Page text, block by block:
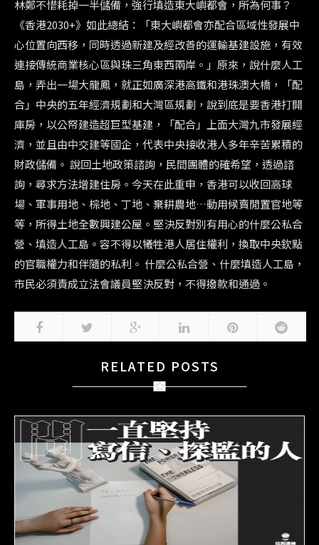
林鄭不惜耗掉一半儲備，強行填造東大嶼都會，所為何事？
《香港2030+》如此總結：「東大嶼都會亦配合區域性發展中
心位置向西移，同時透過新建及經改善的運輸基建設施，有效
連接傳統商業核心區與珠三角東西兩岸。」原來，說什麼人工
島，弄出一場大龍鳳，就正如廣深港高鐵和港珠澳大橋，「配
合」中央的五年經濟規劃和大灣區規劃，說到底是要香港打開
庫房，以公帑建造超巨型基建，「配合」上面大灣九市發展經
濟，並且由中交建等國企，代表中央接收港人多年辛苦累積的
財政儲備。 說回土地政策諮詢，民間團體的確希望，透過諮
詢，尋求方法增建住房。今天在此重申，香港可以收回高球
場、軍事用地、棕地、丁地、棄耕農地…動用候賣閒置官地等
等，所得土地全數興建公屋。堅決反對別有用心的什麼公私合
營、填造人工島。容不得以犧牲港人居住權利，換取中央欽點
的官職權力和伴隨的私利。 什麼公私合營、什麼填造人工島，
市民必須責成立法會議員堅決反對，不得撥款和通過。
RELATED POSTS